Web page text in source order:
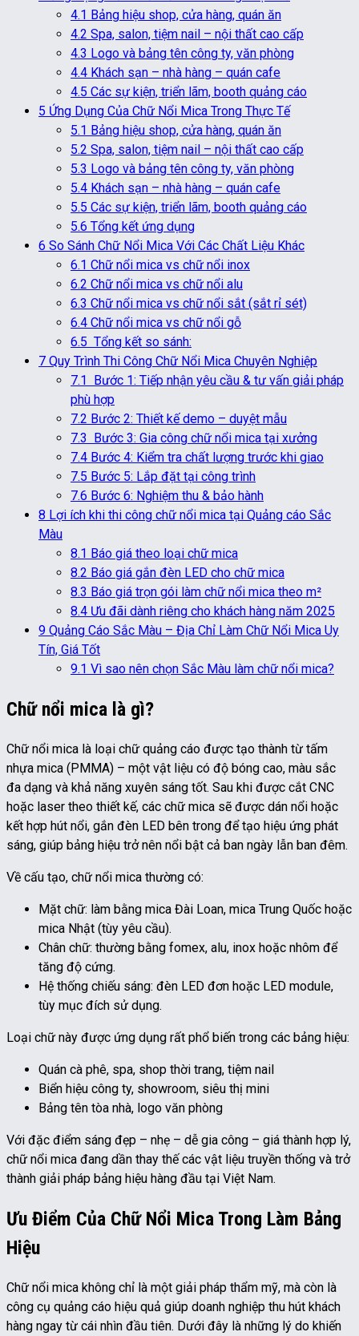
4.1 Bảng hiệu shop, cửa hàng, quán ăn
4.2 Spa, salon, tiệm nail – nội thất cao cấp
4.3 Logo và bảng tên công ty, văn phòng
4.4 Khách sạn – nhà hàng – quán cafe
4.5 Các sự kiện, triển lãm, booth quảng cáo
5 Ứng Dụng Của Chữ Nổi Mica Trong Thực Tế
5.1 Bảng hiệu shop, cửa hàng, quán ăn
5.2 Spa, salon, tiệm nail – nội thất cao cấp
5.3 Logo và bảng tên công ty, văn phòng
5.4 Khách sạn – nhà hàng – quán cafe
5.5 Các sự kiện, triển lãm, booth quảng cáo
5.6 Tổng kết ứng dụng
6 So Sánh Chữ Nổi Mica Với Các Chất Liệu Khác
6.1 Chữ nổi mica vs chữ nổi inox
6.2 Chữ nổi mica vs chữ nổi alu
6.3 Chữ nổi mica vs chữ nổi sắt (sắt rỉ sét)
6.4 Chữ nổi mica vs chữ nổi gỗ
6.5 Tổng kết so sánh:
7 Quy Trình Thi Công Chữ Nổi Mica Chuyên Nghiệp
7.1 Bước 1: Tiếp nhận yêu cầu & tư vấn giải pháp
phù hợp
7.2 Bước 2: Thiết kế demo – duyệt mẫu
7.3 Bước 3: Gia công chữ nổi mica tại xưởng
7.4 Bước 4: Kiểm tra chất lượng trước khi giao
7.5 Bước 5: Lắp đặt tại công trình
7.6 Bước 6: Nghiệm thu & bảo hành
8 Lợi ích khi thi công chữ nổi mica tại Quảng cáo Sắc
Màu
8.1 Báo giá theo loại chữ mica
8.2 Báo giá gắn đèn LED cho chữ mica
8.3 Báo giá trọn gói làm chữ nổi mica theo m²
8.4 Ưu đãi dành riêng cho khách hàng năm 2025
9 Quảng Cáo Sắc Màu – Địa Chỉ Làm Chữ Nổi Mica Uy
Tín, Giá Tốt
9.1 Vì sao nên chọn Sắc Màu làm chữ nổi mica?
Chữ nổi mica là gì?
Chữ nổi mica là loại chữ quảng cáo được tạo thành từ tấm
nhựa mica (PMMA) – một vật liệu có độ bóng cao, màu sắc
đa dạng và khả năng xuyên sáng tốt. Sau khi được cắt CNC
hoặc laser theo thiết kế, các chữ mica sẽ được dán nổi hoặc
kết hợp hút nổi, gắn đèn LED bên trong để tạo hiệu ứng phát
sáng, giúp bảng hiệu trở nên nổi bật cả ban ngày lẫn ban đêm.
Về cấu tạo, chữ nổi mica thường có:
Mặt chữ: làm bằng mica Đài Loan, mica Trung Quốc hoặc
mica Nhật (tùy yêu cầu).
Chân chữ: thường bằng fomex, alu, inox hoặc nhôm để
tăng độ cứng.
Hệ thống chiếu sáng: đèn LED đơn hoặc LED module,
tùy mục đích sử dụng.
Loại chữ này được ứng dụng rất phổ biến trong các bảng hiệu:
Quán cà phê, spa, shop thời trang, tiệm nail
Biển hiệu công ty, showroom, siêu thị mini
Bảng tên tòa nhà, logo văn phòng
Với đặc điểm sáng đẹp – nhẹ – dễ gia công – giá thành hợp lý,
chữ nổi mica đang dần thay thế các vật liệu truyền thống và trở
thành giải pháp bảng hiệu hàng đầu tại Việt Nam.
Ưu Điểm Của Chữ Nổi Mica Trong Làm Bảng
Hiệu
Chữ nổi mica không chỉ là một giải pháp thẩm mỹ, mà còn là
công cụ quảng cáo hiệu quả giúp doanh nghiệp thu hút khách
hàng ngay từ cái nhìn đầu tiên. Dưới đây là những lý do khiến